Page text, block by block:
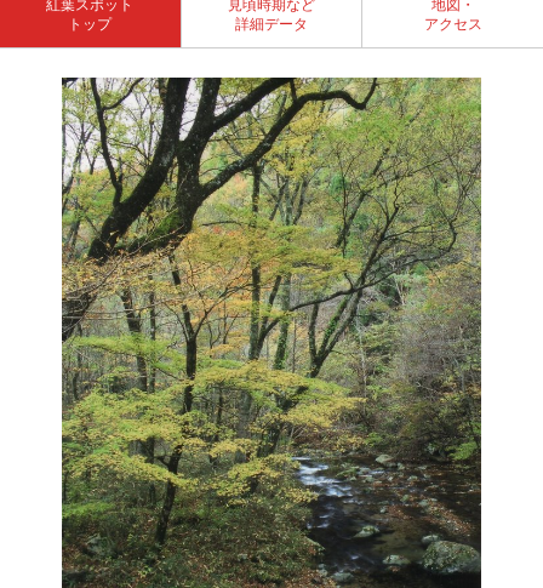
紅葉スポット
トップ
見頃時期など
詳細データ
地図・
アクセス